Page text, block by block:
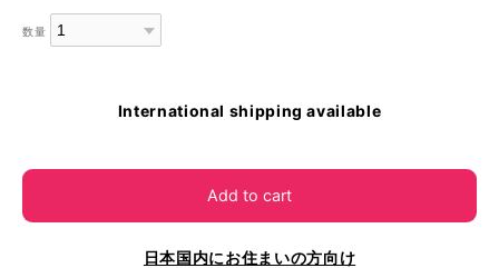
数量
International shipping available
Add to cart
日本国内にお住まいの方向け